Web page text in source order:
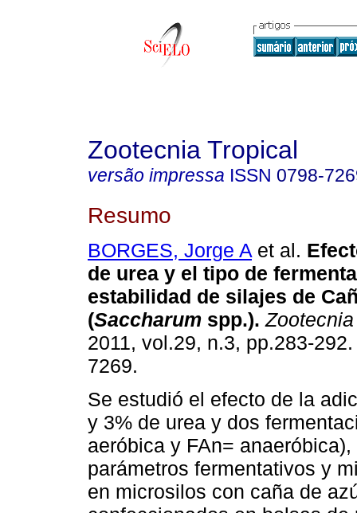
Zootecnia Tropical
versão impressa ISSN 0798-
Resumo
BORGES, Jorge A et al.
de urea y el tipo de
estabilidad de silajes de
(Saccharum spp.). Zootecnia
2011, vol.29, n.3, pp.283-
7269.
Se estudió el efecto de la
y 3% de urea y dos
aeróbica y FAn= anaeróbica),
parámetros fermentativos y
en microsilos con caña de